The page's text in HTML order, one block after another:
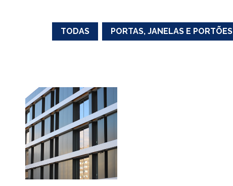
TODAS PORTAS, JANELAS E PORTÕES